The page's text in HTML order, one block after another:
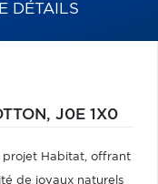
DÉTAILS
J0E 1X0
projet Habitat, offrant
de joyaux naturels